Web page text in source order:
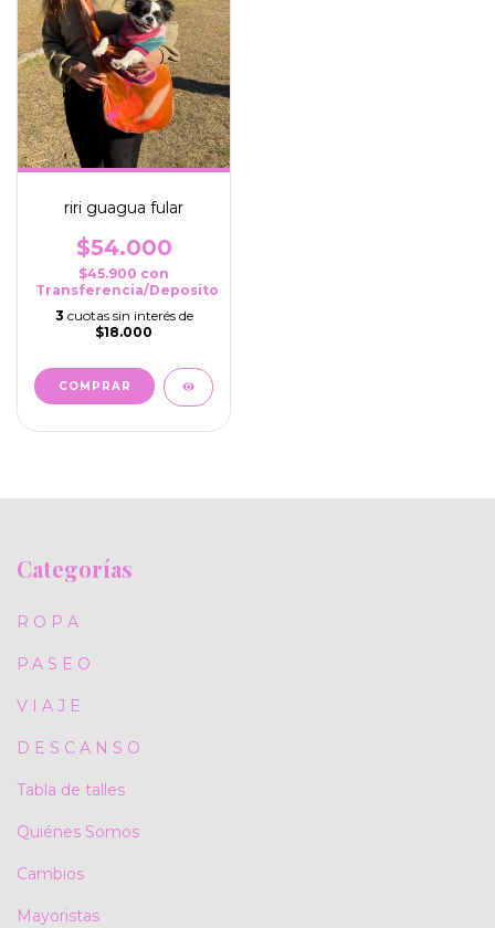
riri guagua fular
$54.000
$45.900 con
Transferencia/Deposito
3 cuotas sin interés de
$18.000
COMPRAR
Categorías
R O P A
P.A S E O
V I A J E
D E S C A N S O
Tabla de talles
Quiénes Somos
Cambios
Mayoristas